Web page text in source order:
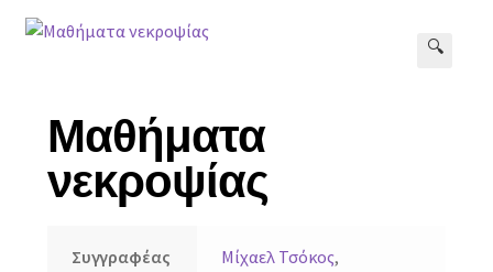
Κατηγορίες Βιβλίων
Επικοινωνία
🔍
Μαθήματα
νεκροψίας
Συγγραφέας Μίχαελ Τσόκος,